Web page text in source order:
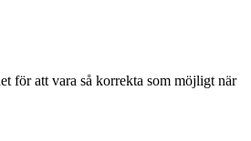
för att vara så korrekta som möjligt när